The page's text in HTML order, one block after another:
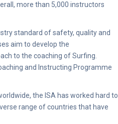
more than 5,000 instructors
standard of safety, quality and
aim to develop the
to the coaching of Surfing.
and Instructing Programme
the ISA has worked hard to
range of countries that have